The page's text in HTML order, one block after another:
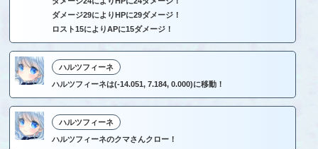
ダメージ29によりHPに29ダメージ！
ロスト15によりAPに15ダメージ！
ハルツフィーネ
ハルツフィーネは(-14.051, 7.184, 0.000)に移動！
ハルツフィーネ
ハルツフィーネのクマさんクロー！